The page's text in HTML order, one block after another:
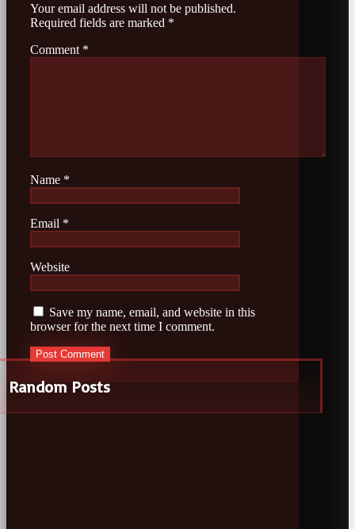
Your email address will not be published.
Required fields are marked *
Comment *
Name *
Email *
Website
Save my name, email, and website in this
browser for the next time I comment.
Random Posts